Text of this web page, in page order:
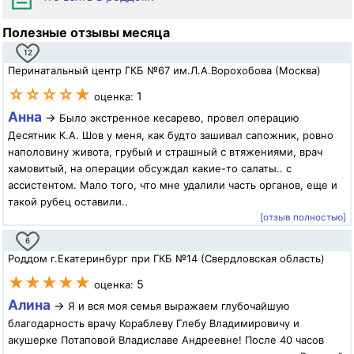
Полезные отзывы месяца
12
Перинатальный центр ГКБ №67 им.Л.А.Ворохобова (Москва)
☆☆☆☆★ оценка: 1
Анна → Было экстренное кесарево, провел операцию
Десятник К.А. Шов у меня, как будто зашивал сапожник, ровно
наполовину живота, грубый и страшный с втяжениями, врач
хамовитый, на операции обсуждал какие-то салаты.. с
ассистентом. Мало того, что мне удалили часть органов, еще и
такой рубец оставили..
[отзыв полностью]
6
Роддом г.Екатеринбург при ГКБ №14 (Свердловская область)
★★★★★ оценка: 5
Алина → Я и вся моя семья выражаем глубочайшую
благодарность врачу Кораблеву Глебу Владимировичу и
акушерке Потаповой Владиславе Андреевне! После 40 часов